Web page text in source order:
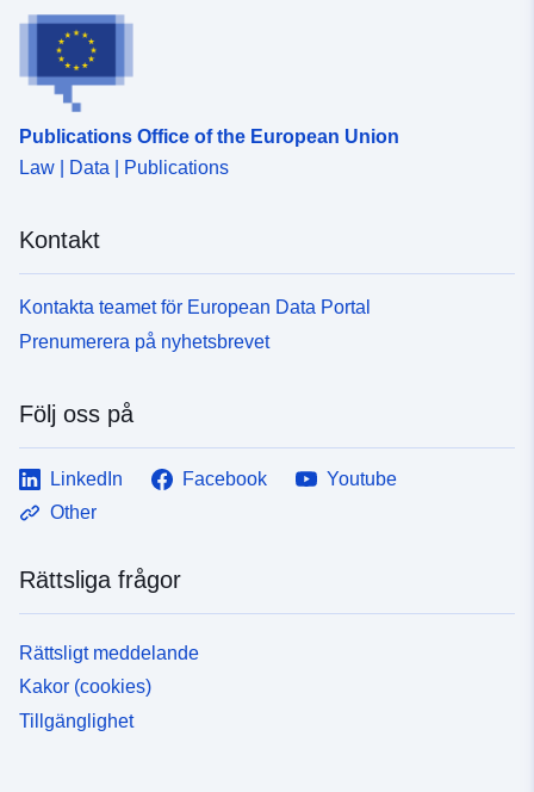
Publications Office of the European Union
Law | Data | Publications
Kontakt
Kontakta teamet för European Data Portal
Prenumerera på nyhetsbrevet
Följ oss på
LinkedIn Facebook
Youtube
Other
Rättsliga frågor
Rättsligt meddelande
Kakor (cookies)
Tillgänglighet